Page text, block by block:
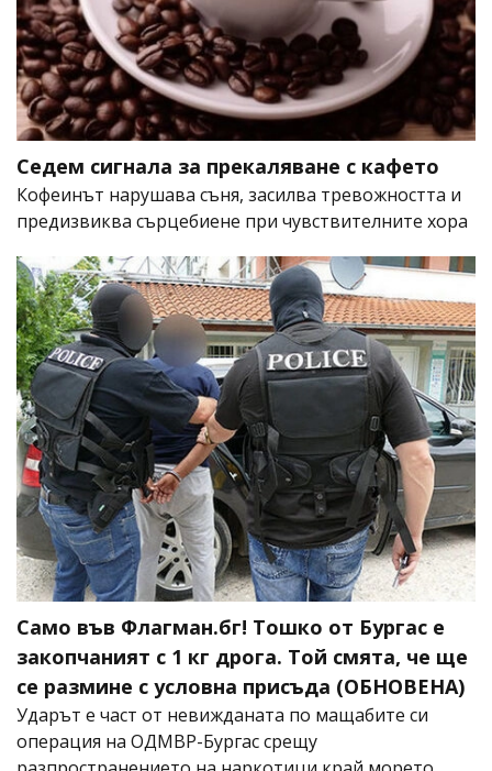
Седем сигнала за прекаляване с кафето
Кофеинът нарушава съня, засилва тревожността и
предизвиква сърцебиене при чувствителните хора
Само във Флагман.бг! Тошко от Бургас е
закопчаният с 1 кг дрога. Той смята, че ще
се размине с условна присъда (ОБНОВЕНА)
Ударът е част от невижданата по мащабите си
операция на ОДМВР-Бургас срещу